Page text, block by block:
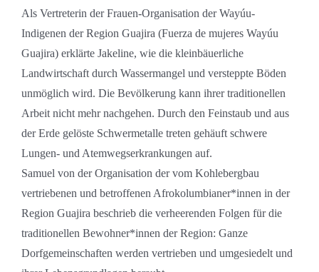
Als Vertreterin der Frauen-Organisation der Wayúu-
Indigenen der Region Guajira (Fuerza de mujeres Wayúu
Guajira) erklärte Jakeline, wie die kleinbäuerliche
Landwirtschaft durch Wassermangel und versteppte Böden
unmöglich wird. Die Bevölkerung kann ihrer traditionellen
Arbeit nicht mehr nachgehen. Durch den Feinstaub und aus
der Erde gelöste Schwermetalle treten gehäuft schwere
Lungen- und Atemwegserkrankungen auf.
Samuel von der Organisation der vom Kohlebergbau
vertriebenen und betroffenen Afrokolumbianer*innen in der
Region Guajira beschrieb die verheerenden Folgen für die
traditionellen Bewohner*innen der Region: Ganze
Dorfgemeinschaften werden vertrieben und umgesiedelt und